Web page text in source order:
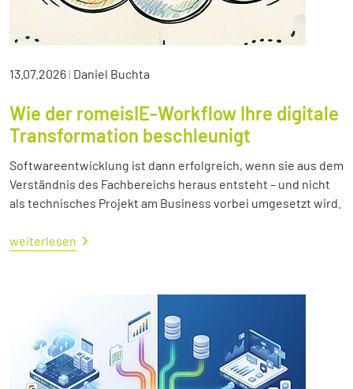
13.07.2026| Daniel Buchta
Wie der romeisIE-Workflow Ihre digitale
Transformation beschleunigt
Softwareentwicklung ist dann erfolgreich, wenn sie aus dem
Verständnis des Fachbereichs heraus entsteht – und nicht
als technisches Projekt am Business vorbei umgesetzt wird.
weiterlesen